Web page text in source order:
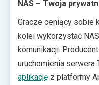
automatycznie zrobi
Youtube i Twitch,
i tych publicznie
NAS – Twoja
Gracze ceniący sobie
kolei wykorzystać
komunikacji.
uruchomienia serwera
aplikację z platformy